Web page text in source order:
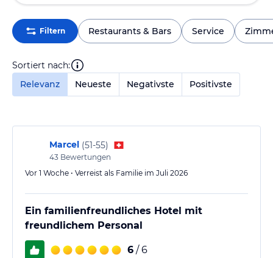
Filtern Restaurants & Bars Service
Sortiert nach:
Relevanz
Neueste Negativste Positivste
Marcel (51-55)
43 Bewertungen
Vor 1 Woche • Verreist als Familie im Juli 2026
Ein familienfreundliches Hotel mit
freundlichem Personal
6 / 6